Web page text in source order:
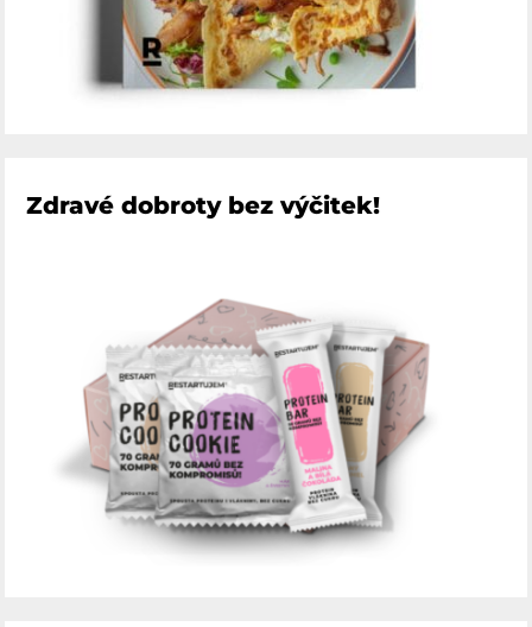
Zdravé dobroty bez výčitek!